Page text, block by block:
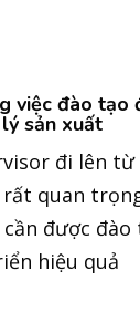
việc đào tạo
sản xuất
đi lên từ
rất quan
được đào
hiệu quả